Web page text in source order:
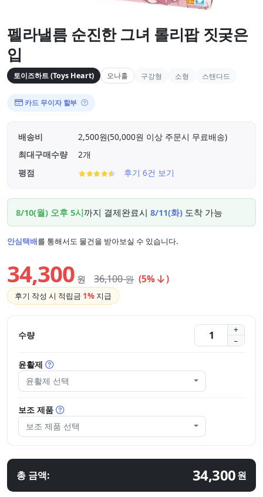
펠라낼름 순진한 그녀 롤리팝 짓궂은
입
토이즈하트 (Toys Heart) 오나홀 구강형 소형 스탠다드
카드 무이자 할부
배송비
2,500원(50,000원 이상 주문시 무료배송)
최대구매수량
2개
평점
후기 6건 보기
8/10(월) 오후 5시까지 결제완료시 8/11(화) 도착 가능
안심택배를 통해서도 물건을 받아보실 수 있습니다.
34,300 원 36,100원 (5% )
후기 작성 시 적립금 1% 지급
수량
윤활제
윤활제 선택
보조 제품
보조 제품 선택
총 금액: 34,300원